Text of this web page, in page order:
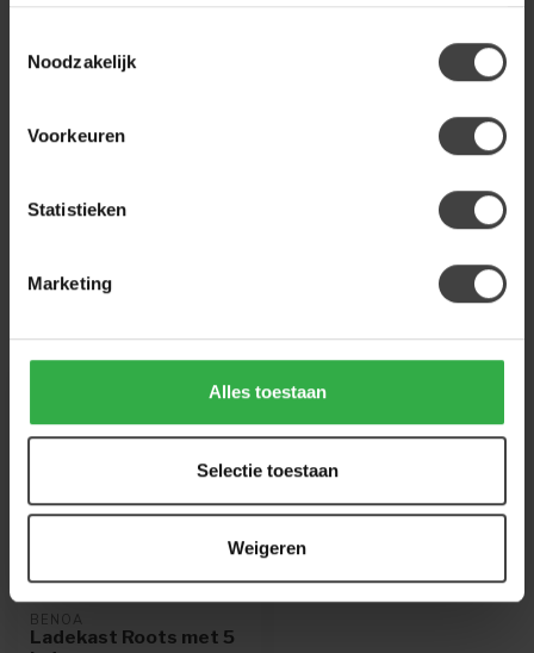
Noodzakelijk
Voorkeuren
Statistieken
Marketing
Alles toestaan
Selectie toestaan
Weigeren
Heb je een vraag over dit product?
Of heb je hulp nodig bij de bestelling? Neem
+31 224 850
BENOA
Ladekast Roots met 5